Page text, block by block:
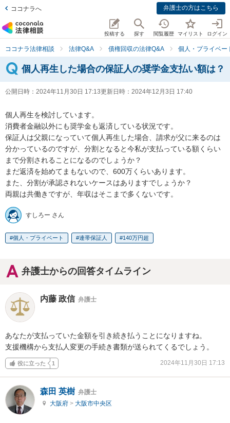
ココナラへ 弁護士の方はこちら
投稿する 探す 閲覧履歴 マイリスト ログイン
ココナラ法律相談 法律Q&A 債権回収の法律Q&A 個人・プライベー
個人再生した場合の保証人の奨学金支払い額は？
公開日時： 2024年11月30日 17:13更新日時： 2024年12月3日 17:40
個人再生を検討しています。
消費者金融以外にも奨学金も返済している状況です。
保証人は父親になっていて個人再生した場合、請求が父に来るのは
分かっているのですが、分割となると今私が支払っている額くらい
まで分割されることになるのでしょうか？
まだ返済を始めてまもないので、600万くらいあります。
また、分割が承認されないケースはありますでしょうか？
両親は共働きですが、年収はそこまで多くないです。
すしろー さん
個人・プライベート 連帯保証人 140万円超
弁護士からの回答タイムライン
内藤 政信 弁護士
あなたが支払っていた金額を引き続き払うことになりますね。
支援機構から支払人変更の手続き書類が送られてくるでしょう。
役に立った 1 2024年11月30日 17:13
森田 英樹 弁護士
大阪府 > 大阪市中央区